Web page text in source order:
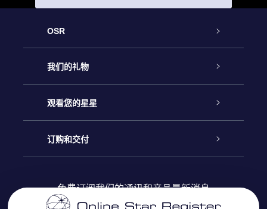
OSR
客户服务
联系我们
博客
我们的礼物
Online Star礼物
OSR 礼物包
观看您的星星
Online Star Register
个性化的Star Page
订购和交付
免费订阅我们的通讯和产品最新消息